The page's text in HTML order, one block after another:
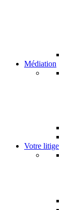
Médiation
Votre litige